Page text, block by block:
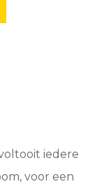
iedere
voor een